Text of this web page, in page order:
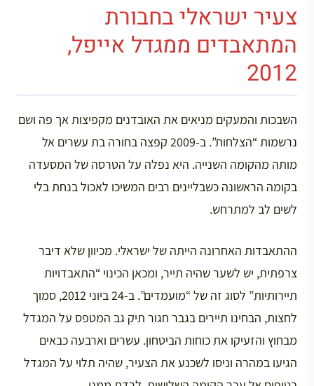
צעיר ישראלי בחבורת
המתאבדים ממגדל אייפל,
2012
השבכות והמעקים מניאים את האובדנים מקפיצות אך פה ושם
נרשמות “הצלחות”. ב-2009 קפצה בחורה בת עשרים אל
מותה מהקומה השנייה. היא נפלה על הטרסה של המסעדה
בקומה הראשונה כשבליינים רבים המשיכו לאכול בנחת בלי
לשים לב למתרחש.
ההתאבדות האחרונה הייתה של ישראלי. מכיוון שלא דיבר
צרפתית, יש לשער שהיה תייר, ומכאן הכינוי “התאבדויות
תיירותיות” לסוג זה של “מועמדים”. ב-24 ביוני 2012, סמוך
לחצות, הבחינו תיירים בגבר חגור תיק גב המטפס על המגדל
מבחוץ והזעיקו את כוחות הביטחון. עשרים וארבעה כבאים
הגיעו במהרה וניסו לשכנע את הצעיר, שהיה תלוי על המגדל